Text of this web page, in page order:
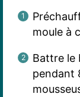
moule à
Battre le
pendant